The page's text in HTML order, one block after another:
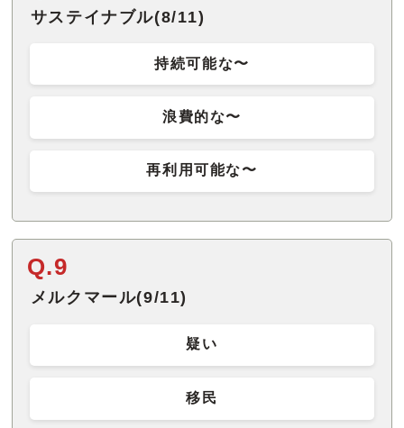
サステイナブル(8/11)
持続可能な〜
浪費的な〜
再利用可能な〜
Q.9
メルクマール(9/11)
疑い
移民